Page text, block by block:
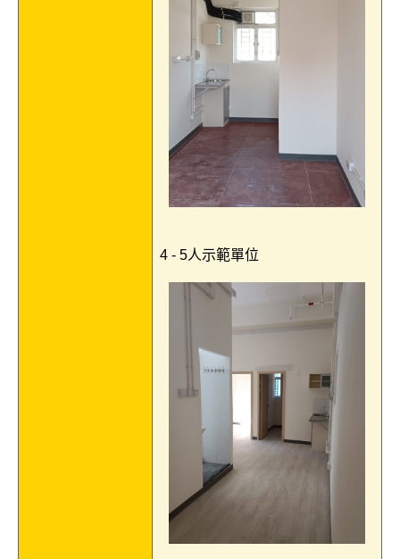
4 - 5人示範單位